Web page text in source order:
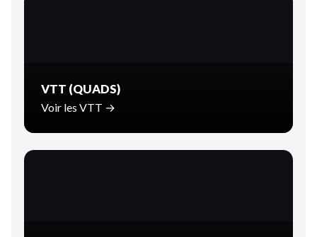
VTT (QUADS)
Voir les VTT →